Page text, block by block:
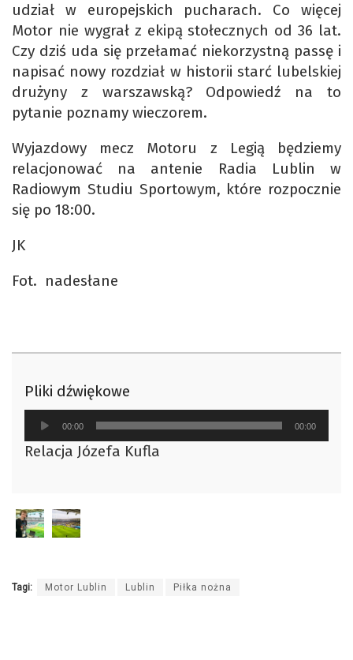
udział w europejskich pucharach. Co więcej
Motor nie wygrał z ekipą stołecznych od 36 lat.
Czy dziś uda się przełamać niekorzystną passę i
napisać nowy rozdział w historii starć lubelskiej
drużyny z warszawską? Odpowiedź na to
pytanie poznamy wieczorem.
Wyjazdowy mecz Motoru z Legią będziemy
relacjonować na antenie Radia Lublin w
Radiowym Studiu Sportowym, które rozpocznie
się po 18:00.
JK
Fot. nadesłane
Pliki dźwiękowe
Odtwarzacz
plików
dźwiękowych
00:00 00:00
Relacja Józefa Kufla
Tagi: Motor Lublin Lublin Piłka nożna